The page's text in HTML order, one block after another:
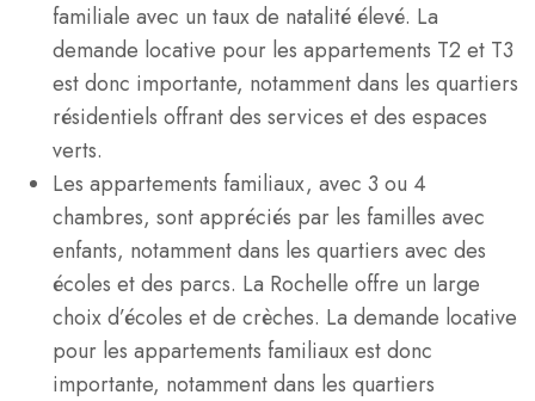
familiale avec un taux de natalité élevé. La
demande locative pour les appartements T2 et T3
est donc importante, notamment dans les quartiers
résidentiels offrant des services et des espaces
verts.
Les appartements familiaux, avec 3 ou 4
chambres, sont appréciés par les familles avec
enfants, notamment dans les quartiers avec des
écoles et des parcs. La Rochelle offre un large
choix d’écoles et de crèches. La demande locative
pour les appartements familiaux est donc
importante, notamment dans les quartiers